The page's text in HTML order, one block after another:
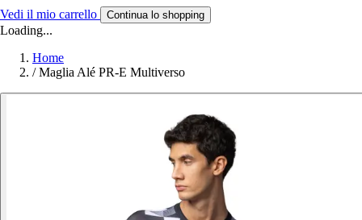
Vedi il mio carrello Continua lo shopping
Loading...
Home
/ Maglia Alé PR-E Multiverso